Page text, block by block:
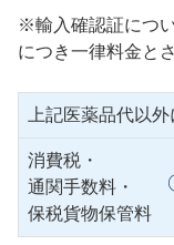
※輸入確認証につ
につき一律料金と
上記医薬品代以
消費税・
通関手数料・
保税貨物保管料